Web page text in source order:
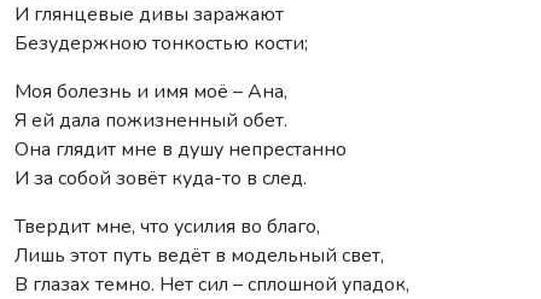
И глянцевые дивы заражают
Безудержною тонкостью кости;
Моя болезнь и имя моё – Ана,
Я ей дала пожизненный обет.
Она глядит мне в душу непрестанно
И за собой зовёт куда-то в след.
Твердит мне, что усилия во благо,
Лишь этот путь ведёт в модельный свет,
В глазах темно. Нет сил – сплошной упадок,